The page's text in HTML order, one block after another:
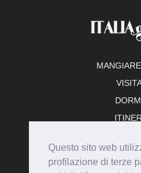
Questo sito web
profilazione di terze